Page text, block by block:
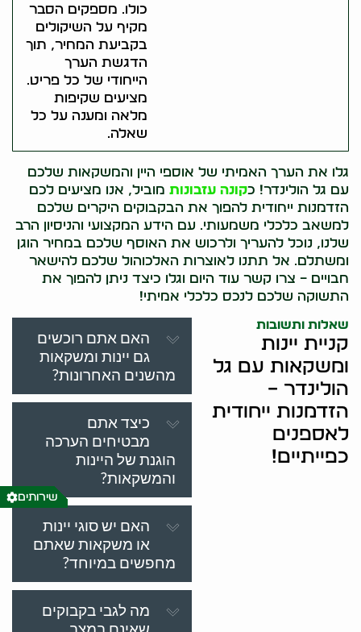
כולו. מספקים הסבר
מקיף על השיקולים
בקביעת המחיר, תוך
הדגשת הערך
הייחודי של כל פריט.
מציעים שקיפות
מלאה ומענה על כל
שאלה.
גלו את הערך האמיתי של אוספי היין והמשקאות שלכם
עם גל הולינדר! כקונה עזבונות מוביל, אנו מציעים לכם
הזדמנות ייחודית להפוך את הבקבוקים היקרים שלכם
למשאב כלכלי משמעותי. עם הידע המקצועי והניסיון הרב
שלנו, נוכל להעריך ולרכוש את האוסף שלכם במחיר הוגן
ומשתלם. אל תתנו לאוצרות האלכוהול שלכם להישאר
חבויים – צרו קשר עוד היום וגלו כיצד ניתן להפוך את
התשוקה שלכם לנכס כלכלי אמיתי!
שאלות ותשובות
קניית יינות
ומשקאות עם גל
הולינדר –
הזדמנות ייחודית
לאספנים
כפייתיים!
האם אתם רוכשים
גם יינות ומשקאות
מהשנים האחרונות?
כיצד אתם
מבטיחים הערכה
הוגנת של היינות
והמשקאות?
האם יש סוגי יינות
או משקאות שאתם
מחפשים במיוחד?
מה לגבי בקבוקים
שאינם במצב
שירותים